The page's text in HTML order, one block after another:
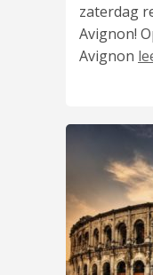
zaterdag
Avignon!
Avignon